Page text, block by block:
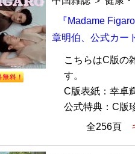
『Madame
章明伯、公式カー
こちらはC版の
す。
C版表紙：幸
公式特典：C版
全256頁